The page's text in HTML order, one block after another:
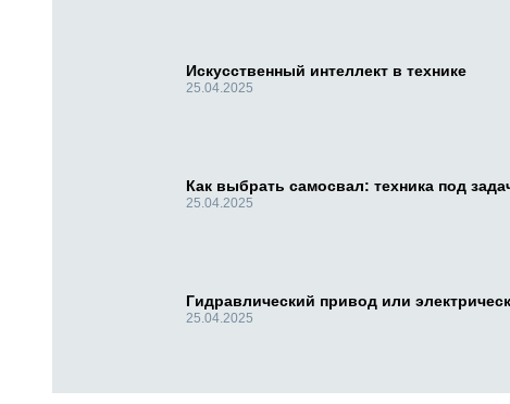
Искусственный интеллект в технике
25.04.2025
Как выбрать самосвал: техника под
25.04.2025
Гидравлический привод или
25.04.2025